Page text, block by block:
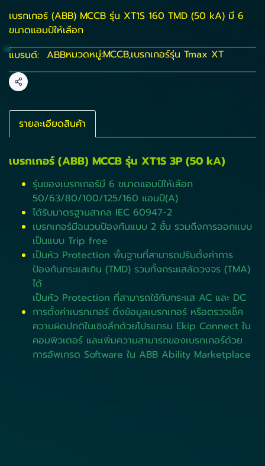
เบรกเกอร์ (ABB) MCCB รุ่น XT1S 160 TMD (50 kA) มี 6
ขนาดแอมป์ให้เลือก
แบรนด์: ABBหมวดหมู่:MCCB,เบรกเกอร์รุ่น Tmax XT
แชร์
รายละเอียดสินค้า
เบรกเกอร์ (ABB) MCCB รุ่น XT1S 3P (50 kA)
รุ่นของเบรกเกอร์มี 6 ขนาดแอมป์ให้เลือก
50/63/80/100/125/160 แอมป์(A)
ได้รับมาตรฐานสากล IEC 60947-2
เบรกเกอร์มีฉนวนป้องกันแบบ 2 ชั้น รวมถึงการออกแบบ
เป็นแบบ Trip free
เป็นหัว Protection พื้นฐานที่สามารถปรับตั้งค่าการ
ป้องกันกระแสเกิน (TMD) รวมทั้งกระแสลัดวงจร (TMA)
ได้
เป็นหัว Protection ที่สามารถใช้กับกระแส AC และ DC
การตั้งค่าเบรกเกอร์ ดึงข้อมูลเบรกเกอร์ หรือตรวจเช็ค
ความผิดปกติในเชิงลึกด้วยโปรแกรม Ekip Connect ใน
คอมพิวเตอร์ และเพิ่มความสามารถของเบรกเกอร์ด้วย
การอัพเกรด Software ใน ABB Ability Marketplace